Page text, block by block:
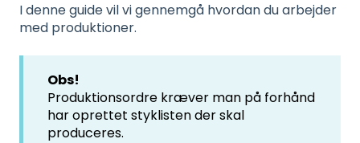
I denne guide vil vi gennemgå hvordan du arbejder
med produktioner.
Obs!
Produktionsordre kræver man på forhånd
har oprettet styklisten der skal
produceres.